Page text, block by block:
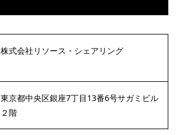
株式会社リソース・シェアリング
東京都中央区銀座7丁目13番6号サガミビル
２階